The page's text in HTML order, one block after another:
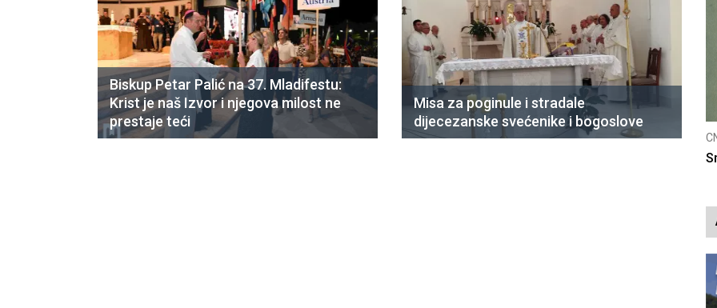
Biskup Petar Palić na 37. Mladifestu:
Krist je naš Izvor i njegova milost ne
prestaje teći
Misa za poginule i stradale
dijecezanske svećenike i bogoslove
CNAK